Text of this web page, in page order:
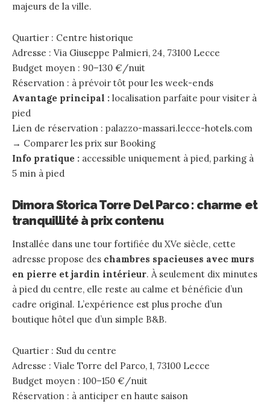
majeurs de la ville.
Quartier : Centre historique
Adresse : Via Giuseppe Palmieri, 24, 73100 Lecce
Budget moyen : 90–130 €/nuit
Réservation : à prévoir tôt pour les week-ends
Avantage principal : localisation parfaite pour visiter à
pied
Lien de réservation : palazzo-massari.lecce-hotels.com
→ Comparer les prix sur Booking
Info pratique : accessible uniquement à pied, parking à
5 min à pied
Dimora Storica Torre Del Parco : charme et
tranquillité à prix contenu
Installée dans une tour fortifiée du XVe siècle, cette
adresse propose des chambres spacieuses avec murs
en pierre et jardin intérieur. À seulement dix minutes
à pied du centre, elle reste au calme et bénéficie d’un
cadre original. L’expérience est plus proche d’un
boutique hôtel que d’un simple B&B.
Quartier : Sud du centre
Adresse : Viale Torre del Parco, 1, 73100 Lecce
Budget moyen : 100–150 €/nuit
Réservation : à anticiper en haute saison